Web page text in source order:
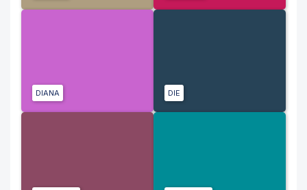
DIANA DIE